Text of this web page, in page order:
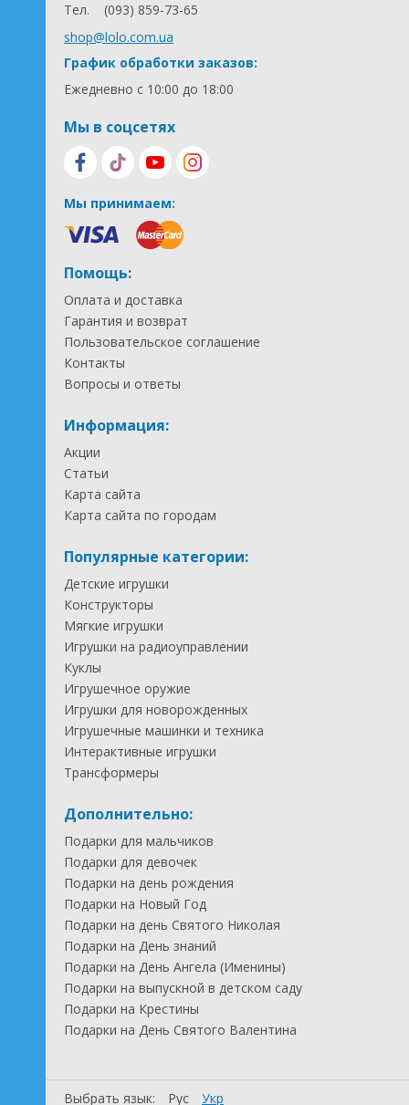
Тел.
(093) 859-73-65
shop@lolo.com.ua
График обработки заказов:
Ежедневно с 10:00 до 18:00
Мы в соцсетях
Мы принимаем:
Помощь:
Оплата и доставка
Гарантия и возврат
Пользовательское соглашение
Контакты
Вопросы и ответы
Информация:
Акции
Статьи
Карта сайта
Карта сайта по городам
Популярные категории:
Детские игрушки
Конструкторы
Мягкие игрушки
Игрушки на радиоуправлении
Куклы
Игрушечное оружие
Игрушки для новорожденных
Игрушечные машинки и техника
Интерактивные игрушки
Трансформеры
Дополнительно:
Подарки для мальчиков
Подарки для девочек
Подарки на день рождения
Подарки на Новый Год
Подарки на день Святого Николая
Подарки на День знаний
Подарки на День Ангела (Именины)
Подарки на выпускной в детском саду
Подарки на Крестины
Подарки на День Святого Валентина
Выбрать язык: Рус Укр